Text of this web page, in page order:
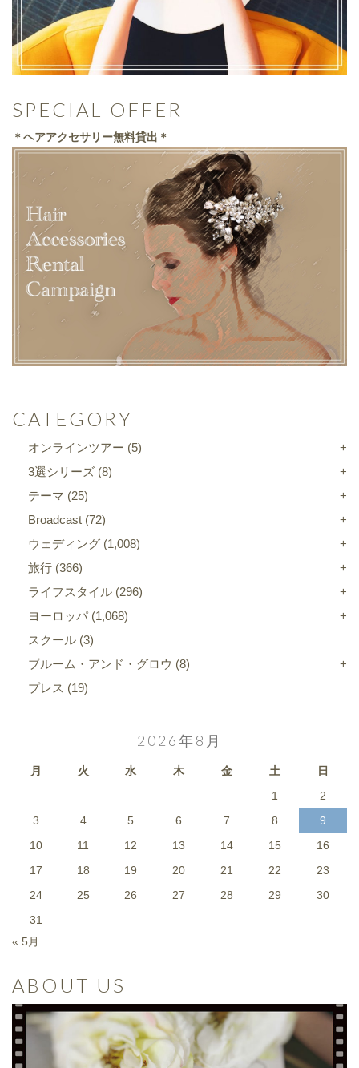
SPECIAL OFFER
＊ヘアアクセサリー無料貸出＊
CATEGORY
オンラインツアー (5)
3選シリーズ (8)
テーマ (25)
Broadcast (72)
ウェディング (1,008)
旅行 (366)
ライフスタイル (296)
ヨーロッパ(1,068)
スクール (3)
ブルーム・アンド・グロウ (8)
プレス (19)
2026年8月
月 火 水 木 金 土
日
1
2
3
4 5 6 7 8
9
10
11 12 13 14 15
16
17
18 19 20 21 22
23
24
25 26 27 28 29
30
31
« 5月
ABOUT US